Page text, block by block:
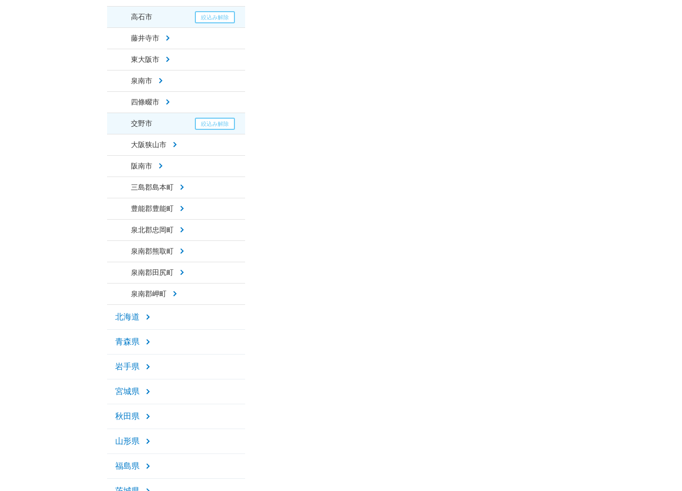
高石市
藤井寺市
東大阪市
泉南市
四條畷市
交野市
大阪狭山市
阪南市
三島郡島本町
豊能郡豊能町
泉北郡忠岡町
泉南郡熊取町
泉南郡田尻町
泉南郡岬町
北海道
青森県
岩手県
宮城県
秋田県
山形県
福島県